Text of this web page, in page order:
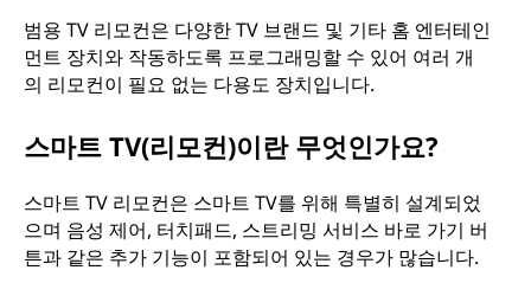
범용 TV 리모컨은 다양한 TV 브랜드 및 기타 홈 엔터테인
먼트 장치와 작동하도록 프로그래밍할 수 있어 여러 개
의 리모컨이 필요 없는 다용도 장치입니다.
스마트 TV(리모컨)이란 무엇인가요?
스마트 TV 리모컨은 스마트 TV를 위해 특별히 설계되었
으며 음성 제어, 터치패드, 스트리밍 서비스 바로 가기 버
튼과 같은 추가 기능이 포함되어 있는 경우가 많습니다.